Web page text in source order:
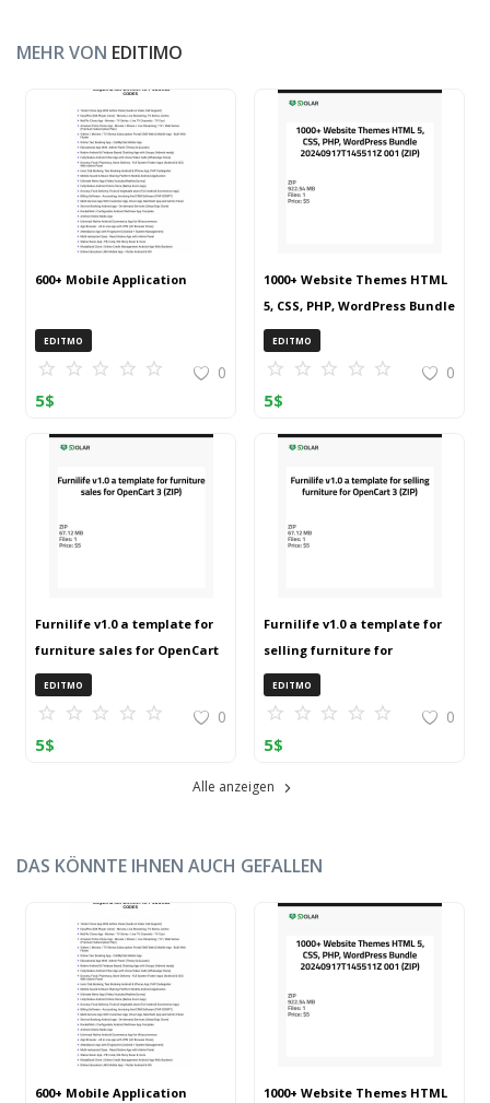
MEHR VON EDITIMO
600+ Mobile Application
EDITMO
0
5$
1000+ Website Themes HTML
5, CSS, PHP, WordPress Bundle
20240917T145511Z 001 (ZIP)
EDITMO
0
5$
Furnilife v1.0 a template for
furniture sales for OpenCart
3 (ZIP)
EDITMO
0
5$
Furnilife v1.0 a template for
selling furniture for
OpenCart 3 (ZIP)
EDITMO
0
5$
Alle anzeigen
DAS KÖNNTE IHNEN AUCH GEFALLEN
600+ Mobile Application
1000+ Website Themes HTML